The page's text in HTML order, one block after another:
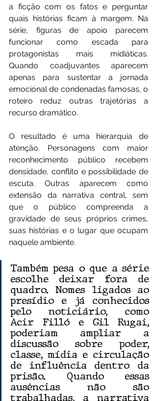
a ficção com os fatos e perguntar
quais histórias ficam à margem. Na
série, figuras de apoio parecem
funcionar como escada para
protagonistas mais midiáticas.
Quando coadjuvantes aparecem
apenas para sustentar a jornada
emocional de condenadas famosas, o
roteiro reduz outras trajetórias a
recurso dramático.
O resultado é uma hierarquia de
atenção. Personagens com maior
reconhecimento público recebem
densidade, conflito e possibilidade de
escuta. Outras aparecem como
extensão da narrativa central, sem
que o público compreenda a
gravidade de seus próprios crimes,
suas histórias e o lugar que ocupam
naquele ambiente.
Também pesa o que a série
escolhe deixar fora de
quadro. Nomes ligados ao
presídio e já conhecidos
pelo noticiário, como
Acir Filló e Gil Rugai,
poderiam ampliar a
discussão sobre poder,
classe, mídia e circulação
de influência dentro da
prisão. Quando essas
ausências não são
trabalhadas, a narrativa